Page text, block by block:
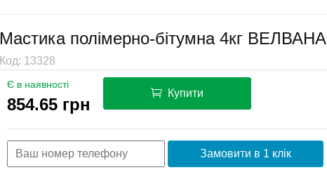
Мастика полімерно-бітумна 4кг ВЕЛВАНА
Код: 13328
Є в наявності
854.65 грн
Купити
Замовити в 1 клік